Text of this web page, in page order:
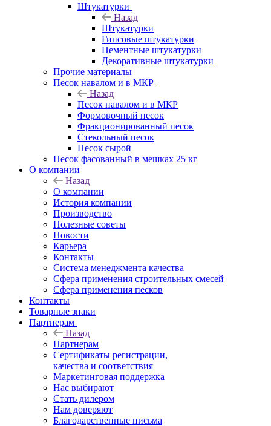
Штукатурки
Назад
Штукатурки
Гипсовые штукатурки
Цементные штукатурки
Декоративные штукатурки
Прочие материалы
Песок навалом и в МКР
Назад
Песок навалом и в МКР
Формовочный песок
Фракционированный песок
Стекольный песок
Песок сырой
Песок фасованный в мешках 25 кг
О компании
Назад
О компании
История компании
Производство
Полезные советы
Новости
Карьера
Контакты
Система менеджмента качества
Сфера применения строительных смесей
Сфера применения песков
Контакты
Товарные знаки
Партнерам
Назад
Партнерам
Сертификаты регистрации,
качества и соответствия
Маркетинговая поддержка
Нас выбирают
Стать дилером
Нам доверяют
Благодарственные письма